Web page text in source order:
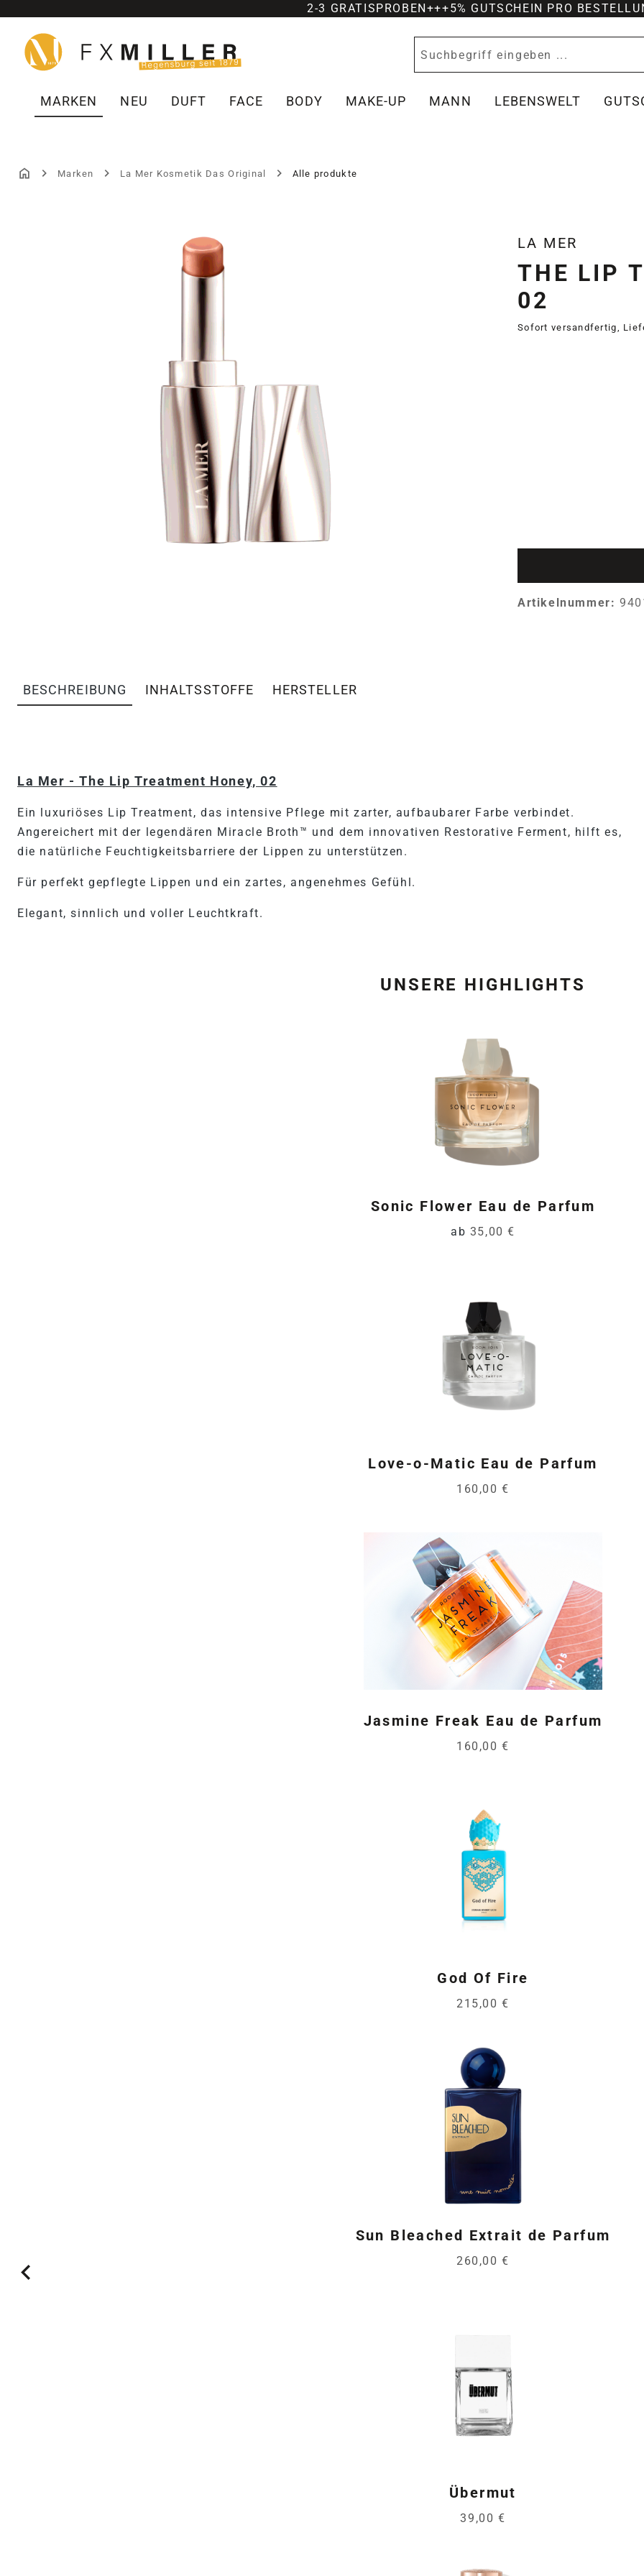
Hauptinhalt springen
Zur Suche springen
Zur Hauptnavigation springen
2-3 GRATISPROBEN+++5% GUTSCHEIN PRO
MARKEN NEU DUFT FACE BODY MAKE-UP MANN LEBENSWELT
Marken La Mer Kosmetik Das Original Alle produkte
LA MER
THE LIP
02
Sofort versandfertig,
Artikelnummer:
BESCHREIBUNG INHALTSSTOFFE HERSTELLER
La Mer - The Lip Treatment Honey, 02
Ein luxuriöses Lip Treatment, das intensive Pflege mit zarter, aufbaubarer Farbe verbindet.
Angereichert mit der legendären Miracle Broth™ und dem innovativen Restorative Ferment, hilft es,
die natürliche Feuchtigkeitsbarriere der Lippen zu unterstützen.
Für perfekt gepflegte Lippen und ein zartes, angenehmes Gefühl.
Elegant, sinnlich und voller Leuchtkraft.
UNSERE HIGHLIGHTS
Sonic Flower Eau de Parfum
ab 35,00 €
Love-o-Matic Eau de Parfum
160,00 €
Jasmine Freak Eau de Parfum
160,00 €
God Of Fire
215,00 €
Sun Bleached Extrait de Parfum
260,00 €
Übermut
39,00 €